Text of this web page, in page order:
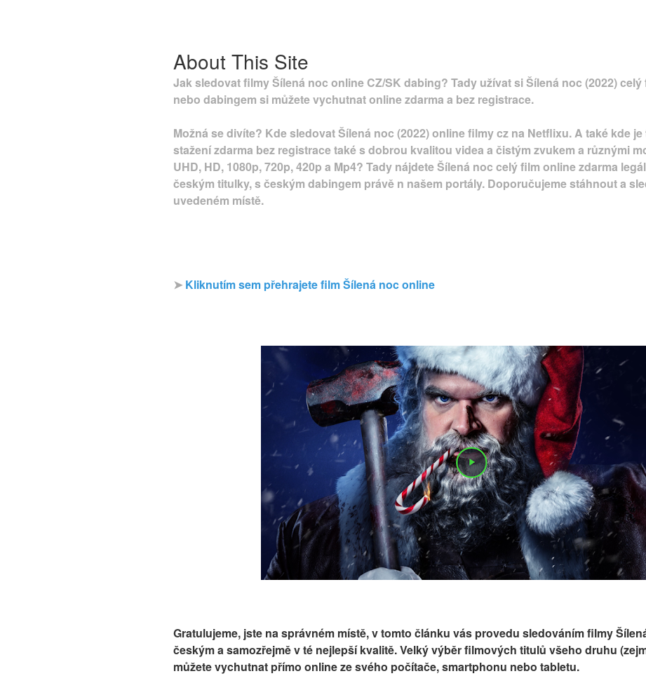
About This Site
Jak sledovat filmy Šílená noc online CZ/SK dabing? Tady užívat si Šílená noc (2022)
nebo dabingem si můžete vychutnat online zdarma a bez registrace.
Možná se divíte? Kde sledovat Šílená noc (2022) online filmy cz na Netflixu. A také kde
stažení zdarma bez registrace také s dobrou kvalitou videa a čistým zvukem a různými
UHD, HD, 1080p, 720p, 420p a Mp4? Tady nájdete Šílená noc celý film online zdarma
českým titulky, s českým dabingem právě n našem portály. Doporučujeme stáhnout a
uvedeném místě.
➤ Kliknutím sem přehrajete film Šílená noc online
Gratulujeme, jste na správném místě, v tomto článku vás provedu sledováním filmy
českým a samozřejmě v té nejlepší kvalitě. Velký výběr filmových titulů všeho druhu
můžete vychutnat přímo online ze svého počítače, smartphonu nebo tabletu.